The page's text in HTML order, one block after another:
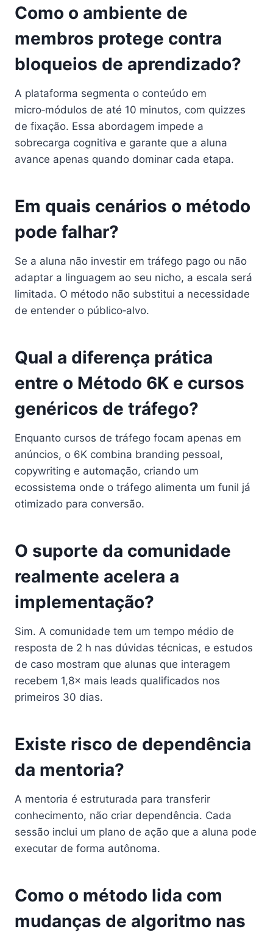
Como o ambiente de
membros protege contra
bloqueios de aprendizado?
A plataforma segmenta o conteúdo em
micro‑módulos de até 10 minutos, com quizzes
de fixação. Essa abordagem impede a
sobrecarga cognitiva e garante que a aluna
avance apenas quando dominar cada etapa.
Em quais cenários o método
pode falhar?
Se a aluna não investir em tráfego pago ou não
adaptar a linguagem ao seu nicho, a escala será
limitada. O método não substitui a necessidade
de entender o público‑alvo.
Qual a diferença prática
entre o Método 6K e cursos
genéricos de tráfego?
Enquanto cursos de tráfego focam apenas em
anúncios, o 6K combina branding pessoal,
copywriting e automação, criando um
ecossistema onde o tráfego alimenta um funil já
otimizado para conversão.
O suporte da comunidade
realmente acelera a
implementação?
Sim. A comunidade tem um tempo médio de
resposta de 2 h nas dúvidas técnicas, e estudos
de caso mostram que alunas que interagem
recebem 1,8× mais leads qualificados nos
primeiros 30 dias.
Existe risco de dependência
da mentoria?
A mentoria é estruturada para transferir
conhecimento, não criar dependência. Cada
sessão inclui um plano de ação que a aluna pode
executar de forma autônoma.
Como o método lida com
mudanças de algoritmo nas